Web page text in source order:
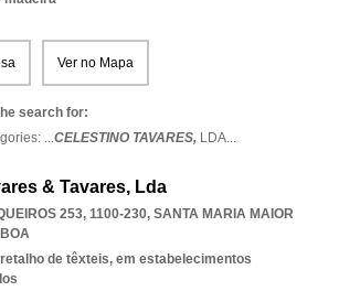
Ver no Mapa
search for:
...CELESTINO TAVARES, LDA...
& Tavares, Lda
253, 1100-230, SANTA MARIA MAIOR
de têxteis, em estabelecimentos